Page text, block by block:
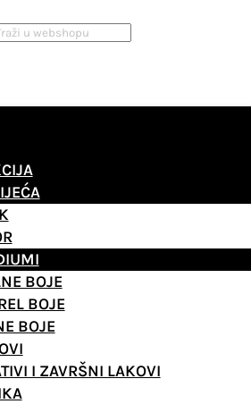
BOJE
BOJE
BOJE
I ZAVRŠNI LAKOVI